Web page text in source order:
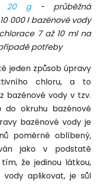
20 g- průběžná
000 l bazénové vody
7 až 10 ml na
potřeby
jeden způsob úpravy
chloru, a to
bazénové vody v tzv.
do okruhu bazénové
bazénové vody je
poměrně oblíbený,
jako v podstatě
že jedinou látkou,
aplikovat, je sůl